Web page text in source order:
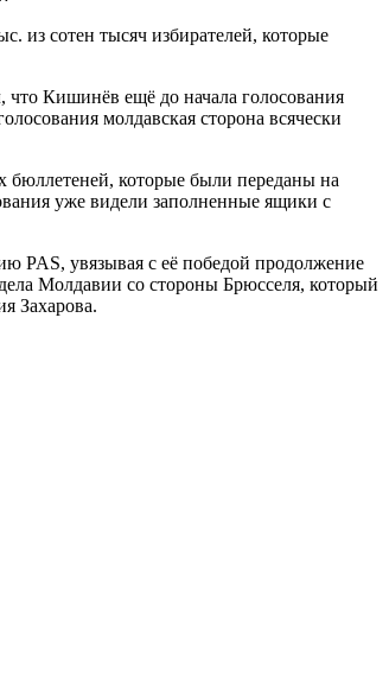
из сотен тысяч избирателей, которые
Кишинёв ещё до начала голосования
молдавская сторона всячески
бюллетеней, которые были переданы на
уже видели заполненные ящики с
PAS, увязывая с её победой продолжение
Молдавии со стороны Брюсселя, который
Захарова.